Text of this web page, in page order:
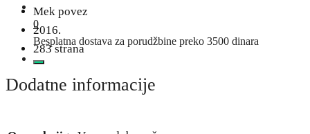
0
Besplatna dostava za porudžbine preko 3500 dinara
Mek povez
2016.
283 strana
Dodatne informacije